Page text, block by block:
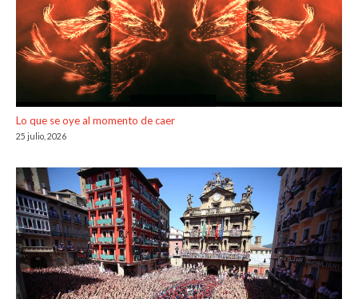
Lo que se oye al momento de caer
25 julio, 2026